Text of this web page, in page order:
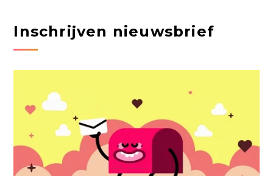
Inschrijven nieuwsbrief